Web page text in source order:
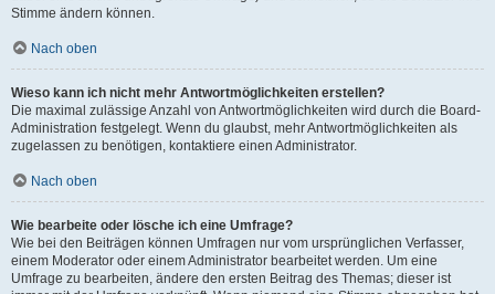
Stimme ändern können.
Nach oben
Wieso kann ich nicht mehr Antwortmöglichkeiten erstellen?
Die maximal zulässige Anzahl von Antwortmöglichkeiten wird durch die Board-
Administration festgelegt. Wenn du glaubst, mehr Antwortmöglichkeiten als
zugelassen zu benötigen, kontaktiere einen Administrator.
Nach oben
Wie bearbeite oder lösche ich eine Umfrage?
Wie bei den Beiträgen können Umfragen nur vom ursprünglichen Verfasser,
einem Moderator oder einem Administrator bearbeitet werden. Um eine
Umfrage zu bearbeiten, ändere den ersten Beitrag des Themas; dieser ist